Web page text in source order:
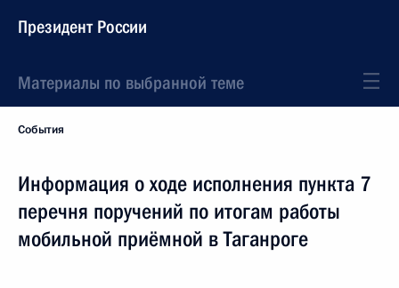
Президент России
Материалы по выбранной теме
События
Информация о ходе исполнения пункта 7
перечня поручений по итогам работы
мобильной приёмной в Таганроге